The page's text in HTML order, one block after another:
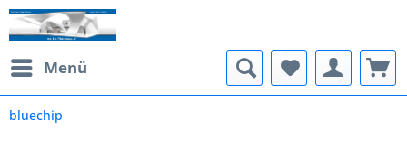
Menü
bluechip